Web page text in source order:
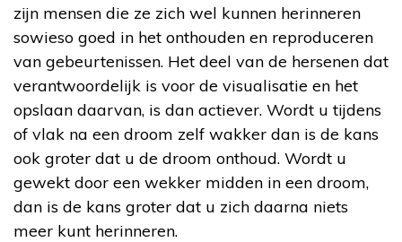
zijn mensen die ze zich wel kunnen herinneren
sowieso goed in het onthouden en reproduceren
van gebeurtenissen. Het deel van de hersenen dat
verantwoordelijk is voor de visualisatie en het
opslaan daarvan, is dan actiever. Wordt u tijdens
of vlak na een droom zelf wakker dan is de kans
ook groter dat u de droom onthoud. Wordt u
gewekt door een wekker midden in een droom,
dan is de kans groter dat u zich daarna niets
meer kunt herinneren.